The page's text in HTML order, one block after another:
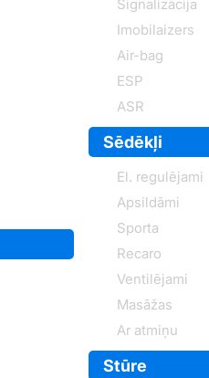
Signalizācija
Imobilaizers
Air-bag
ESP
ASR
Sēdēkļi
El. regulējami
Apsildāmi
Sporta
Recaro
Ventilējami
Masāžas
Ar atmiņu
Stūre